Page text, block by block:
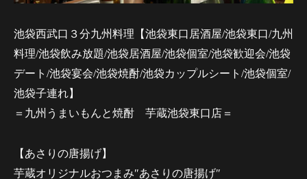
池袋西武口３分九州料理【池袋東口居酒屋/池袋東口/九州
料理/池袋飲み放題/池袋居酒屋/池袋個室/池袋歓迎会/池袋
デート/池袋宴会/池袋焼酎/池袋カップルシート/池袋個室/
池袋子連れ】
＝九州うまいもんと焼酎 芋蔵池袋東口店＝
【あさりの唐揚げ】
芋蔵オリジナルおつまみ″あさりの唐揚げ″